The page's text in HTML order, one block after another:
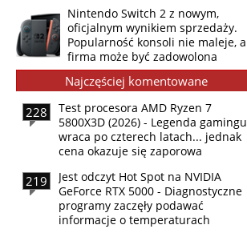
Nintendo Switch 2 z nowym,
oficjalnym wynikiem sprzedaży.
Popularność konsoli nie maleje, a
firma może być zadowolona
Najczęściej komentowane
228
Test procesora AMD Ryzen 7
5800X3D (2026) - Legenda gamingu
wraca po czterech latach... jednak
cena okazuje się zaporowa
219
Jest odczyt Hot Spot na NVIDIA
GeForce RTX 5000 - Diagnostyczne
programy zaczęły podawać
informacje o temperaturach